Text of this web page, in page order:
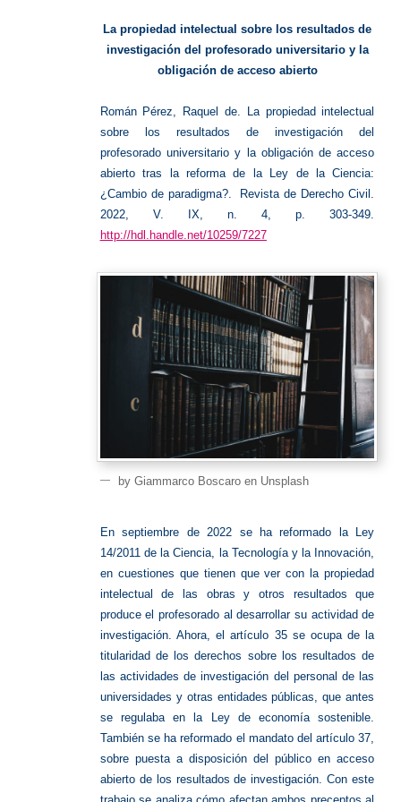
La propiedad intelectual sobre los resultados de
investigación del profesorado universitario y la
obligación de acceso abierto
Román Pérez, Raquel de. La propiedad intelectual
sobre los resultados de investigación del
profesorado universitario y la obligación de acceso
abierto tras la reforma de la Ley de la Ciencia:
¿Cambio de paradigma?. Revista de Derecho Civil.
2022, V. IX, n. 4, p. 303-349.
http://hdl.handle.net/10259/7227
by Giammarco Boscaro en Unsplash
En septiembre de 2022 se ha reformado la Ley
14/2011 de la Ciencia, la Tecnología y la Innovación,
en cuestiones que tienen que ver con la propiedad
intelectual de las obras y otros resultados que
produce el profesorado al desarrollar su actividad de
investigación. Ahora, el artículo 35 se ocupa de la
titularidad de los derechos sobre los resultados de
las actividades de investigación del personal de las
universidades y otras entidades públicas, que antes
se regulaba en la Ley de economía sostenible.
También se ha reformado el mandato del artículo 37,
sobre puesta a disposición del público en acceso
abierto de los resultados de investigación. Con este